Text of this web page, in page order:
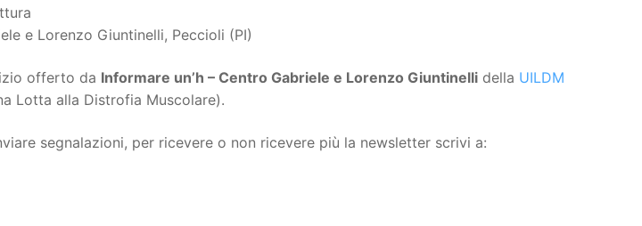
e Lorenzo Giuntinelli, Peccioli (PI)
offerto da Informare un’h – Centro Gabriele e Lorenzo Giuntinelli della UILDM
Lotta alla Distrofia Muscolare).
segnalazioni, per ricevere o non ricevere più la newsletter scrivi a: